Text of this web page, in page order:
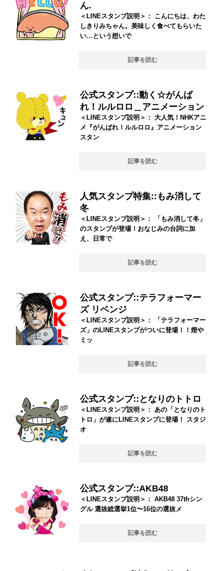
ん.
＜LINEスタンプ説明＞： こんにちは、わた
しきりみちゃん。美味しく食べてもらいた
い…という想いで
記事を読む
公式スタンプ::動く☆がんば
れ！ルルロロ＿アニメーション
＜LINEスタンプ説明＞： 大人気！NHKアニ
メ『がんばれ！ルルロロ』アニメーション
スタン
記事を読む
人気スタンプ特集::もみ消して
冬
＜LINEスタンプ説明＞： 「もみ消して冬」
のスタンプが登場！おなじみの台詞に加
え、日常で
記事を読む
公式スタンプ::テラフォーマー
ズ リベンジ
＜LINEスタンプ説明＞： 「テラフォーマー
ズ」のLINEスタンプがついに登場！！燈や
ミッ
記事を読む
公式スタンプ::となりのトトロ
＜LINEスタンプ説明＞： あの「となりのト
トロ」が遂にLINEスタンプに登場！ スタジ
オ
記事を読む
公式スタンプ::AKB48
＜LINEスタンプ説明＞： AKB48 37thシン
グル 選抜総選挙1位〜16位の選抜メ
記事を読む